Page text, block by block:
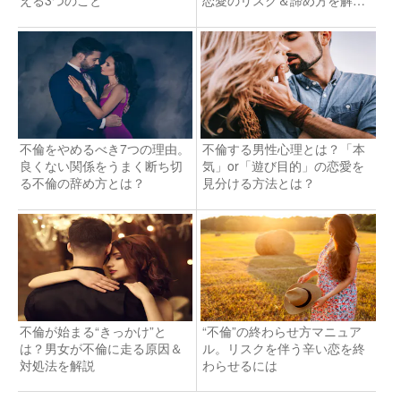
不倫をやめるべき7つの理由。
良くない関係をうまく断ち切
る不倫の辞め方とは？
不倫する男性心理とは？「本
気」or「遊び目的」の恋愛を
見分ける方法とは？
不倫が始まる“きっかけ”と
は？男女が不倫に走る原因＆
対処法を解説
“不倫”の終わらせ方マニュア
ル。リスクを伴う辛い恋を終
わらせるには